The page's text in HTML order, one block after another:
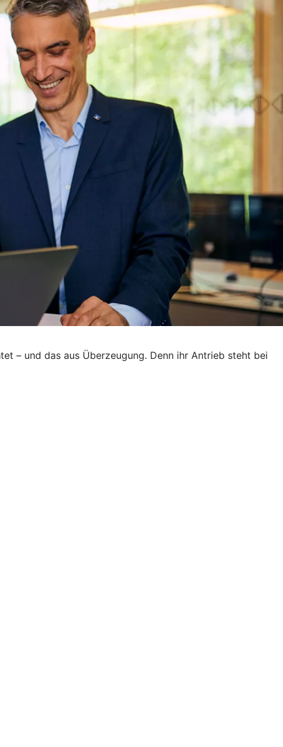
– und das aus Überzeugung. Denn ihr Antrieb steht bei